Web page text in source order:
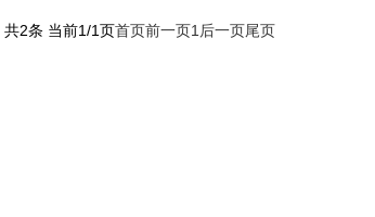
共2条 当前1/1页首页前一页1 后一页尾页